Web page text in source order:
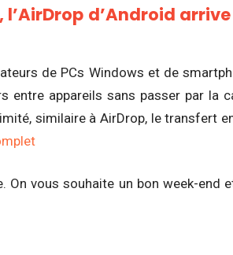
d’Android
de PCs Windows et de
entre appareils sans passer par la
similaire à AirDrop, le transfert
On vous souhaite un bon week-end